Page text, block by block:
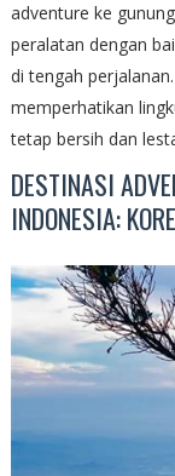
adventure ke
peralatan dengan
di tengah
memperhatikan
tetap bersih dan
DESTINASI
INDONESIA: